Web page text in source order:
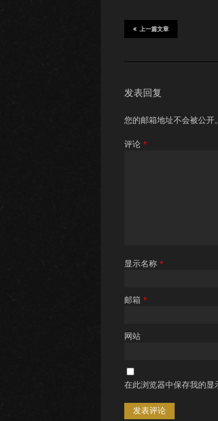
上一篇文章
发表回复
您的邮箱地址不会被公开。
评论 *
显示名称 *
邮箱 *
网站
在此浏览器中保存我的显